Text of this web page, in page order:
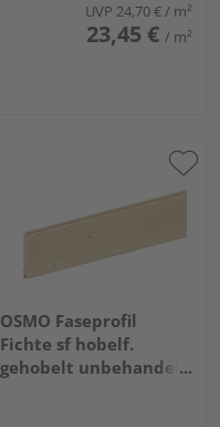
UVP 24,70 €/ m²
23,45 € / m²
OSMO Faseprofil
Fichte sf hobelf.
gehobelt unbehandelt